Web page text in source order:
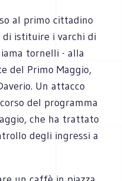
al primo cittadino
di istituire i varchi di
tornelli - alla
del Primo Maggio,
Un attacco
del programma
che ha trattato
degli ingressi a